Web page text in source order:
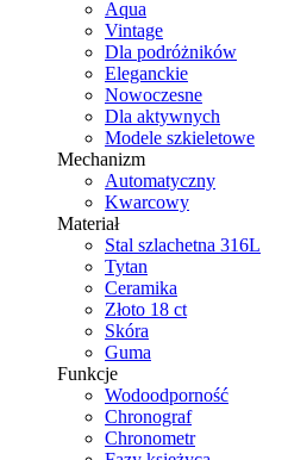
Aqua
Vintage
Dla podróżników
Eleganckie
Nowoczesne
Dla aktywnych
Modele szkieletowe
Mechanizm
Automatyczny
Kwarcowy
Materiał
Stal szlachetna 316L
Tytan
Ceramika
Złoto 18 ct
Skóra
Guma
Funkcje
Wodoodporność
Chronograf
Chronometr